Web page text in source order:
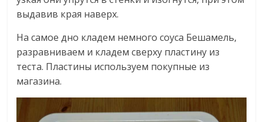
выдавив края наверх.
На самое дно кладем немного соуса Бешамель,
разравниваем и кладем сверху пластину из
теста. Пластины используем покупные из
магазина.